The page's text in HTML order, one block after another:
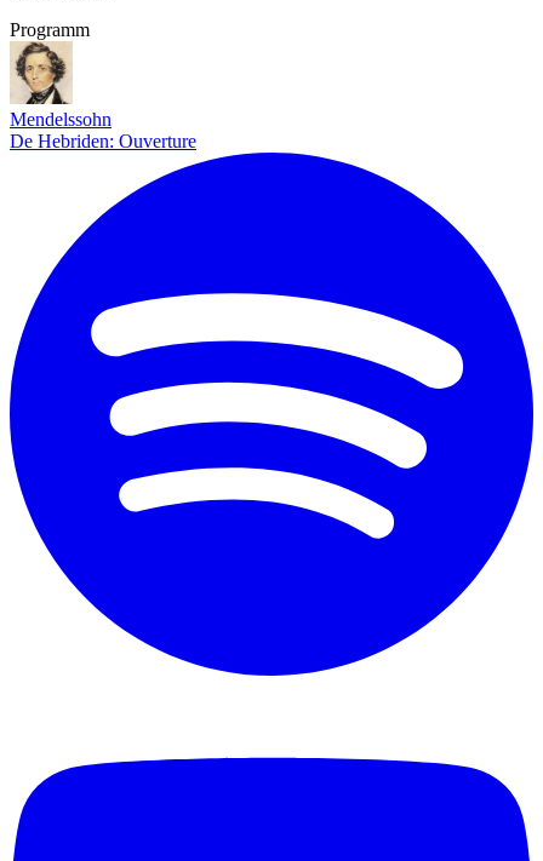
Programm
Mendelssohn
De Hebriden: Ouverture